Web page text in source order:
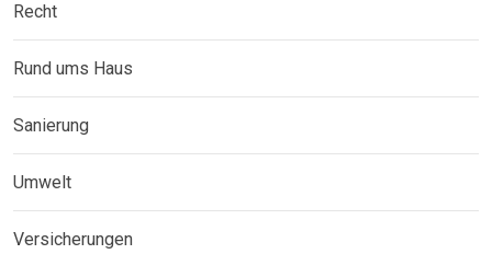
Recht
Rund ums Haus
Sanierung
Umwelt
Versicherungen